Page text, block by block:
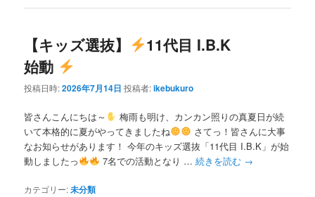
【キッズ選抜】
11代目 I.B.K
始動
投稿日時:2026年7月14日 投稿者:ikebukuro
皆さんこんにちは～
梅雨も明け、カンカン照りの真夏日が続
いて本格的に夏がやってきましたね
さてっ！皆さんに大事
なお知らせがあります！ 今年のキッズ選抜「11代目 I.B.K」が始
動しましたっ
7名での活動となり … 続きを読む →
カテゴリー:未分類